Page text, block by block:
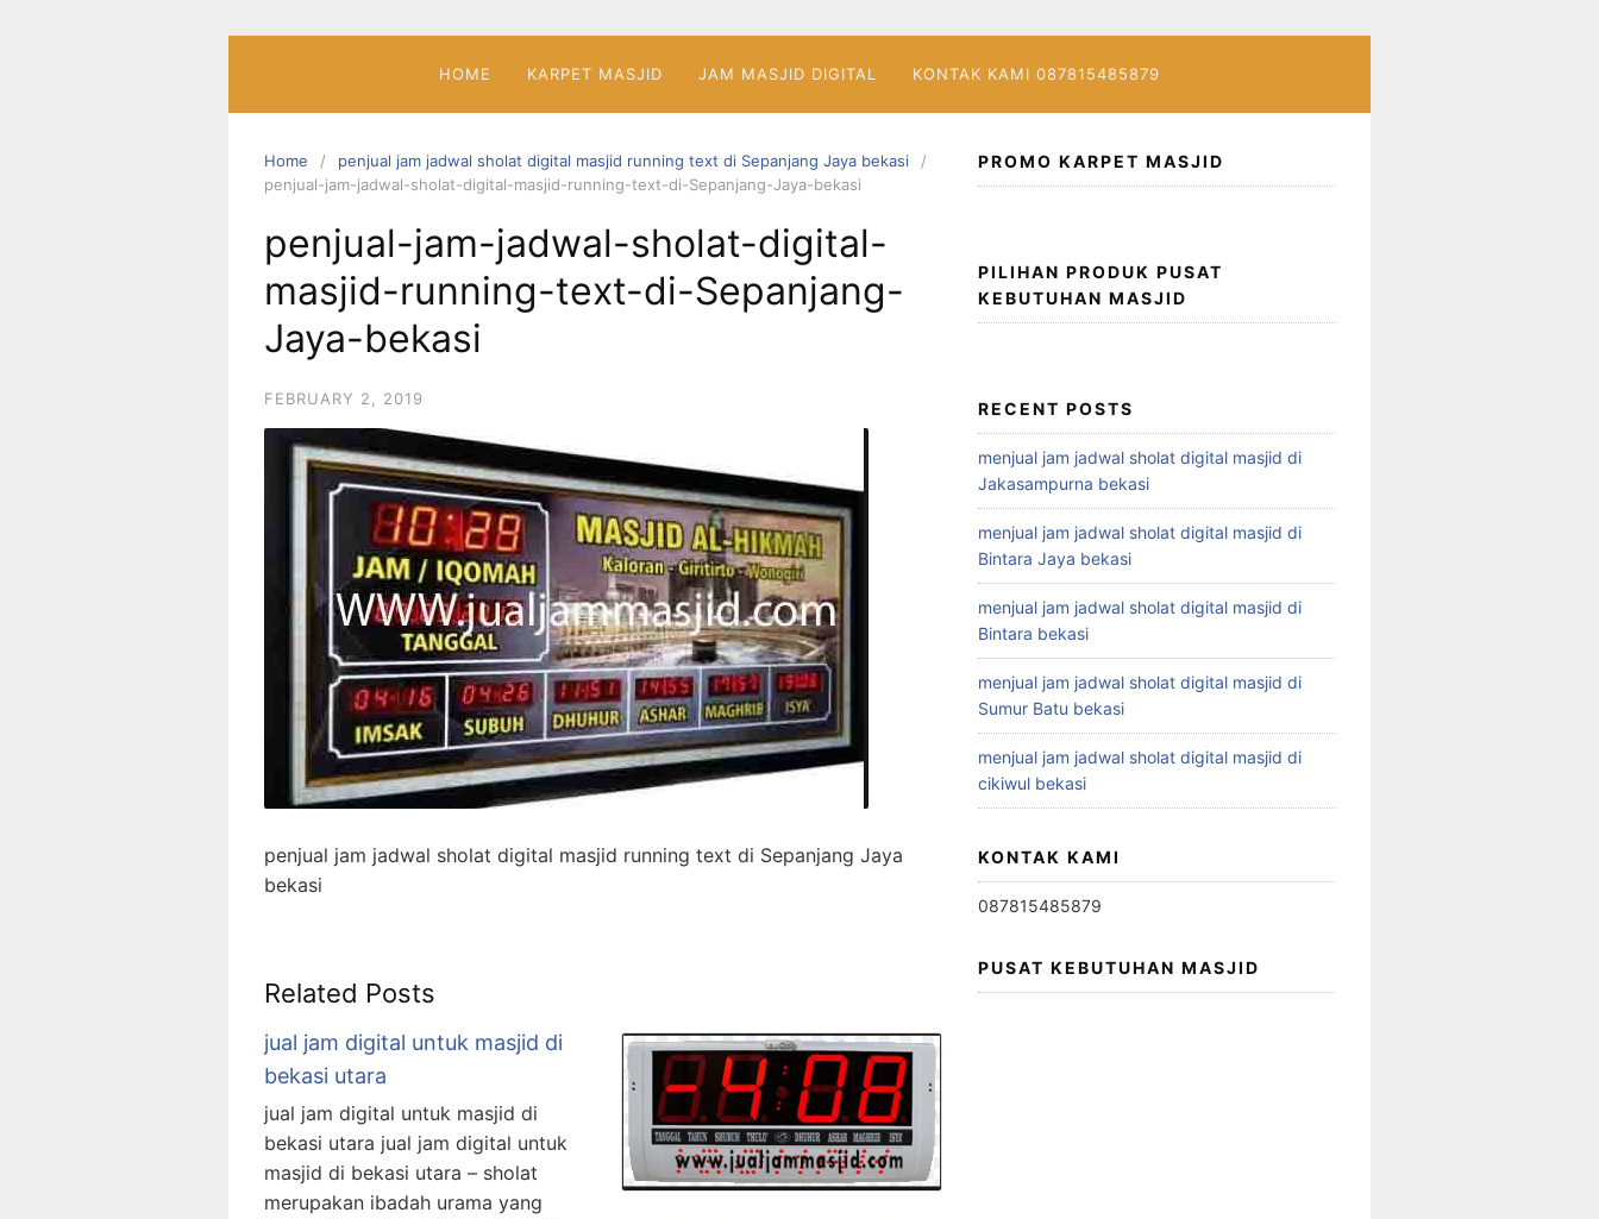
HOME KARPET MASJID JAM MASJID DIGITAL KONTAK KAMI 087815485879
Home
penjual jam jadwal sholat digital masjid running text di Sepanjang Jaya bekasi
penjual-jam-jadwal-sholat-digital-masjid-running-text-di-Sepanjang-Jaya-bekasi
penjual-jam-jadwal-sholat-digital-
masjid-running-text-di-Sepanjang-
Jaya-bekasi
FEBRUARY 2, 2019
penjual jam jadwal sholat digital masjid running text di Sepanjang Jaya
bekasi
Related Posts
jual jam digital untuk masjid di
bekasi utara
jual jam digital untuk masjid di
bekasi utara jual jam digital untuk
masjid di bekasi utara – sholat
merupakan ibadah urama yang
PROMO KARPET MASJID
PILIHAN PRODUK PUSAT
KEBUTUHAN MASJID
RECENT POSTS
menjual jam jadwal sholat digital masjid di
Jakasampurna bekasi
menjual jam jadwal sholat digital masjid di
Bintara Jaya bekasi
menjual jam jadwal sholat digital masjid di
Bintara bekasi
menjual jam jadwal sholat digital masjid di
Sumur Batu bekasi
menjual jam jadwal sholat digital masjid di
cikiwul bekasi
KONTAK KAMI
087815485879
PUSAT KEBUTUHAN MASJID